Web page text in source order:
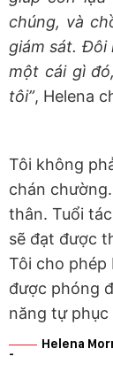
chúng, và
giám sát.
một cái gì
tôi”, Helena
Tôi không
chán
thân. Tuổi
sẽ đạt được
Tôi cho phép
được phóng
năng tự phục
Helena